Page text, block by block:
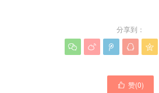
分享到：
    
 赞(0)